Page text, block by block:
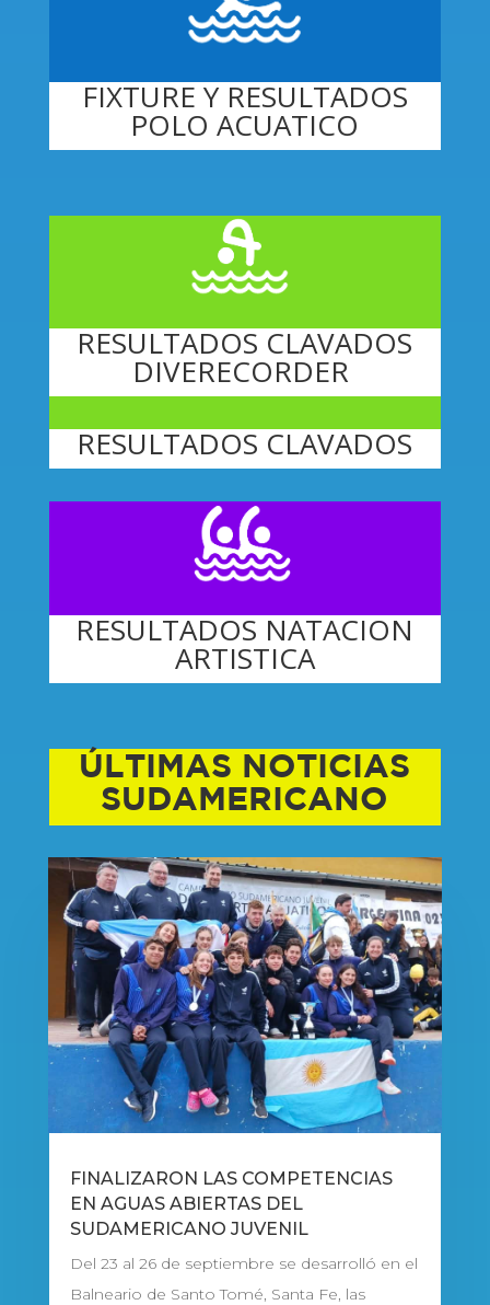
FIXTURE Y RESULTADOS
POLO ACUATICO
RESULTADOS CLAVADOS
DIVERECORDER
RESULTADOS CLAVADOS
RESULTADOS NATACION
ARTISTICA
ÚLTIMAS NOTICIAS
SUDAMERICANO
FINALIZARON LAS COMPETENCIAS
EN AGUAS ABIERTAS DEL
SUDAMERICANO JUVENIL
Del 23 al 26 de septiembre se desarrolló en el
Balneario de Santo Tomé, Santa Fe, las